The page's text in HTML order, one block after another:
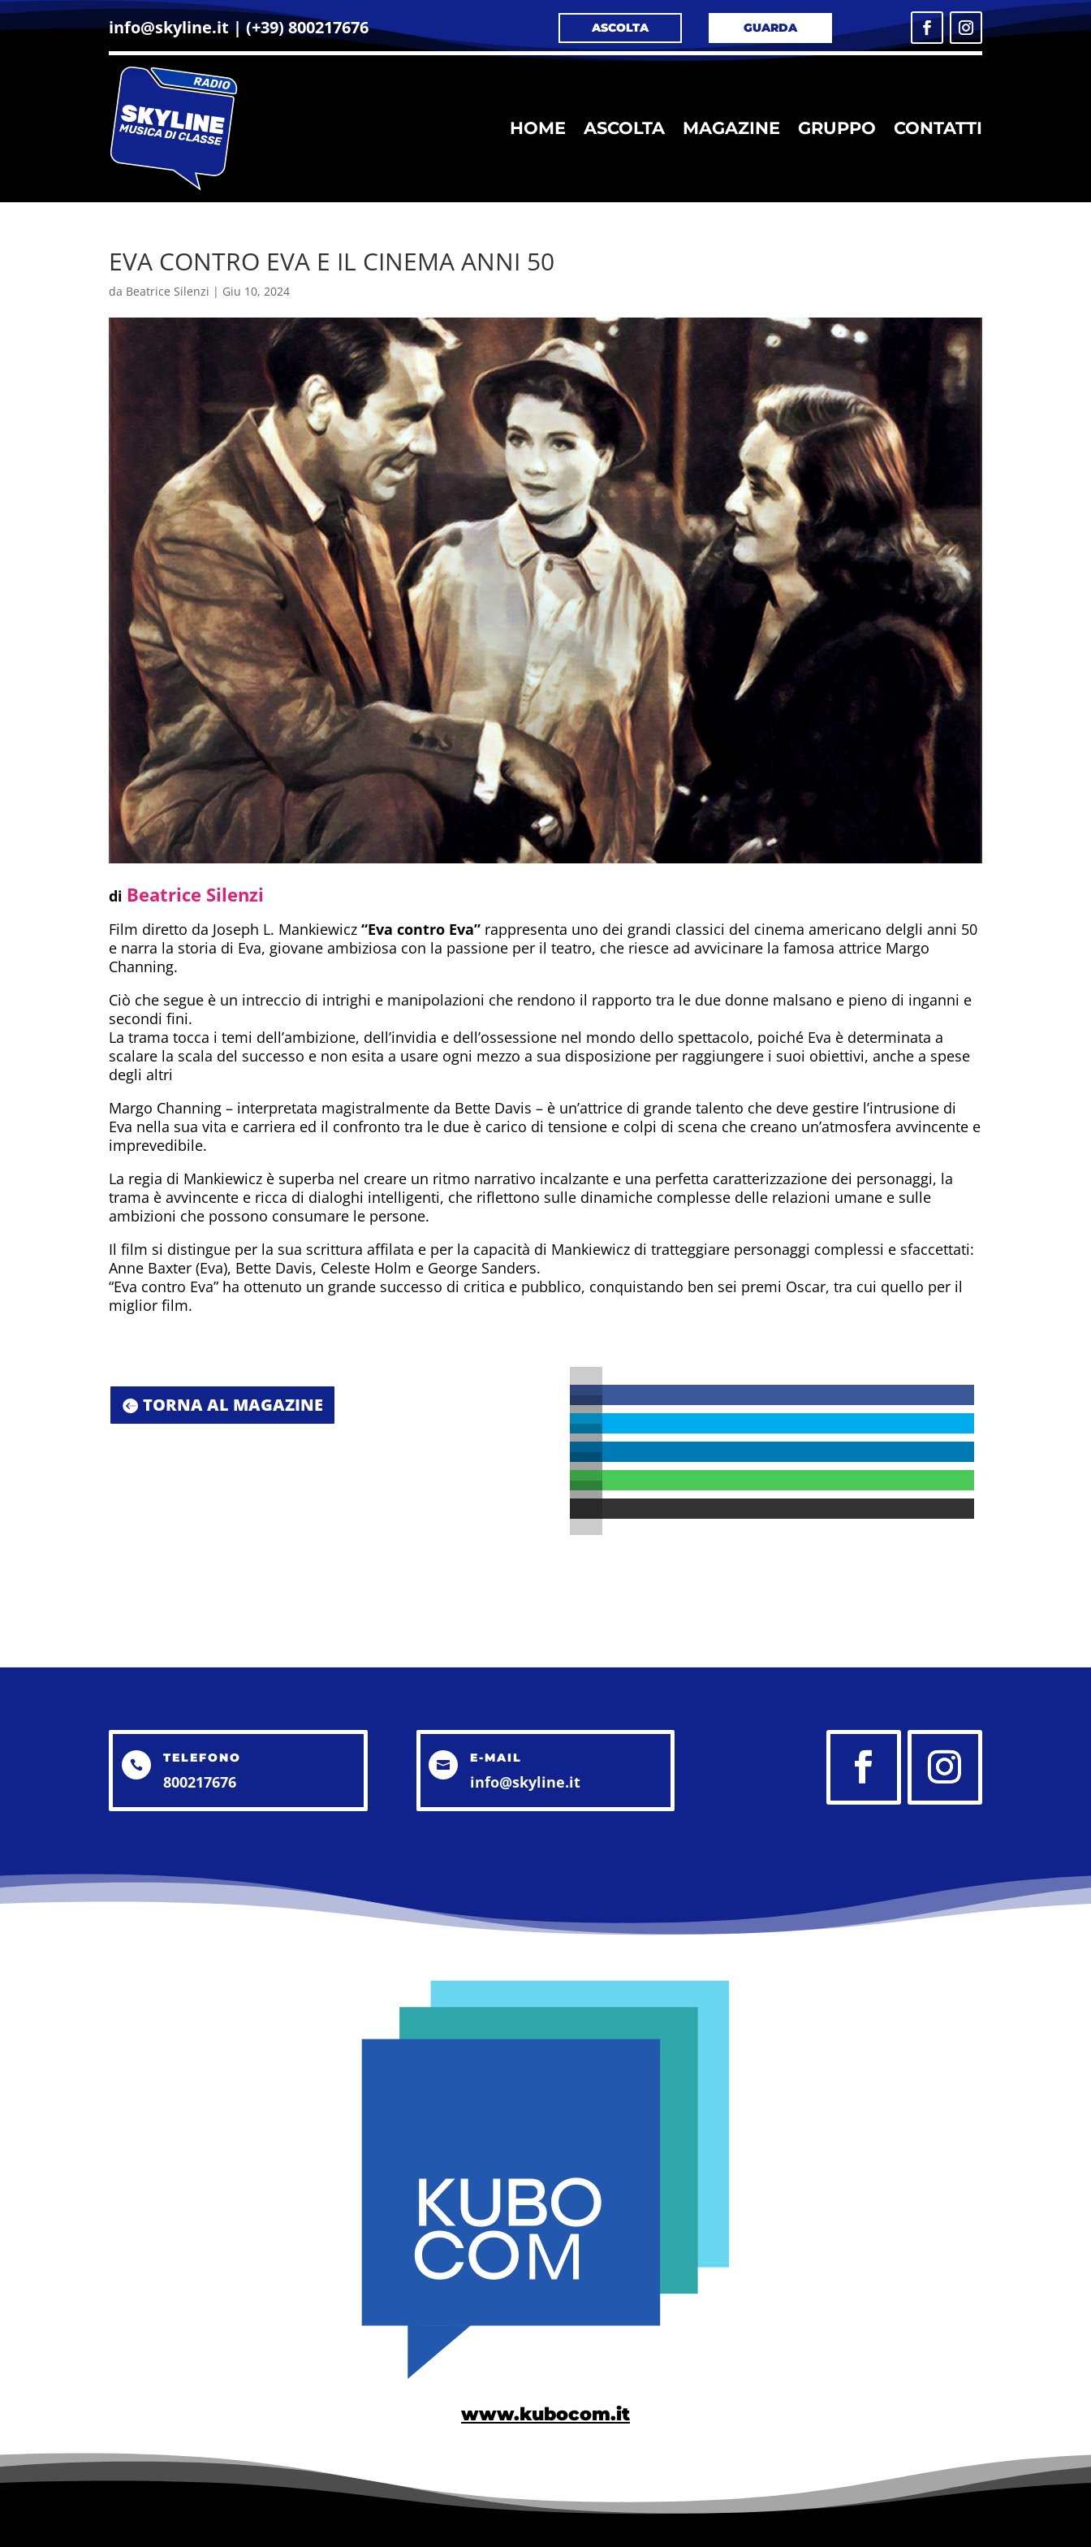
info@skyline.it|(+39) 800217676 ASCOLTA GUARDA
HOME ASCOLTA MAGAZINE GRUPPO CONTATTI
EVA CONTRO EVA E IL CINEMA ANNI 50
da Beatrice Silenzi | Giu 10, 2024
di Beatrice Silenzi
Film diretto da Joseph L. Mankiewicz“Eva contro Eva” rappresenta uno dei grandi classici del cinema americano delgli anni 50
e narra la storia di Eva, giovane ambiziosa con la passione per il teatro, che riesce ad avvicinare la famosa attrice Margo
Channing.
Ciò che segue è un intreccio di intrighi e manipolazioni che rendono il rapporto tra le due donne malsano e pieno di inganni e
secondi fini.
La trama tocca i temi dell’ambizione, dell’invidia e dell’ossessione nel mondo dello spettacolo, poiché Eva è determinata a
scalare la scala del successo e non esita a usare ogni mezzo a sua disposizione per raggiungere i suoi obiettivi, anche a spese
degli altri
Margo Channing – interpretata magistralmente da Bette Davis – è un’attrice di grande talento che deve gestire l’intrusione di
Eva nella sua vita e carriera ed il confronto tra le due è carico di tensione e colpi di scena che creano un’atmosfera avvincente e
imprevedibile.
La regia di Mankiewicz è superba nel creare un ritmo narrativo incalzante e una perfetta caratterizzazione dei personaggi, la
trama è avvincente e ricca di dialoghi intelligenti, che riflettono sulle dinamiche complesse delle relazioni umane e sulle
ambizioni che possono consumare le persone.
Il film si distingue per la sua scrittura affilata e per la capacità di Mankiewicz di tratteggiare personaggi complessi e sfaccettati:
Anne Baxter (Eva), Bette Davis, Celeste Holm e George Sanders.
“Eva contro Eva” ha ottenuto un grande successo di critica e pubblico, conquistando ben sei premi Oscar, tra cui quello per il
miglior film.
TORNA AL MAGAZINE
 TELEFONO
800217676
 E-MAIL
info@skyline.it
www.kubocom.it